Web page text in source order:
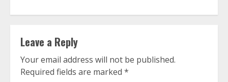
Leave a Reply
Your email address will not be published.
Required fields are marked *